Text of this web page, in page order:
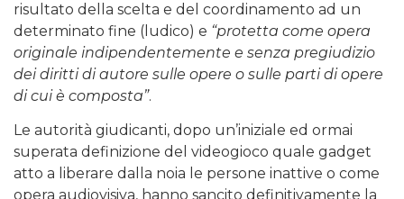
risultato della scelta e del coordinamento ad un
determinato fine (ludico) e “protetta come opera
originale indipendentemente e senza pregiudizio
dei diritti di autore sulle opere o sulle parti di opere
di cui è composta”.
Le autorità giudicanti, dopo un’iniziale ed ormai
superata definizione del videogioco quale gadget
atto a liberare dalla noia le persone inattive o come
opera audiovisiva, hanno sancito definitivamente la